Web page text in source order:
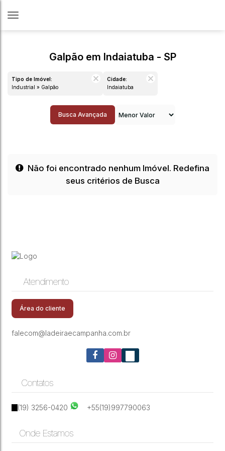
Galpão em Indaiatuba - SP
Tipo de Imóvel:
Industrial » Galpão
Cidade:
Indaiatuba
Busca Avançada
Não foi encontrado nenhum Imóvel. Redefina
seus critérios de Busca
Atendimento
Área do cliente
falecom@ladeiraecampanha.com.br
Contatos
(19) 3256-0420 +55(19)997790063
Onde Estamos